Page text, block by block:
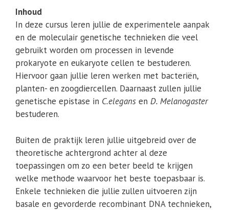
Inhoud
In deze cursus leren jullie de experimentele aanpak
en de moleculair genetische technieken die veel
gebruikt worden om processen in levende
prokaryote en eukaryote cellen te bestuderen.
Hiervoor gaan jullie leren werken met bacteriën,
planten- en zoogdiercellen. Daarnaast zullen jullie
genetische epistase in C.elegans en D. Melanogaster
bestuderen.
Buiten de praktijk leren jullie uitgebreid over de
theoretische achtergrond achter al deze
toepassingen om zo een beter beeld te krijgen
welke methode waarvoor het beste toepasbaar is.
Enkele technieken die jullie zullen uitvoeren zijn
basale en gevorderde recombinant DNA technieken,